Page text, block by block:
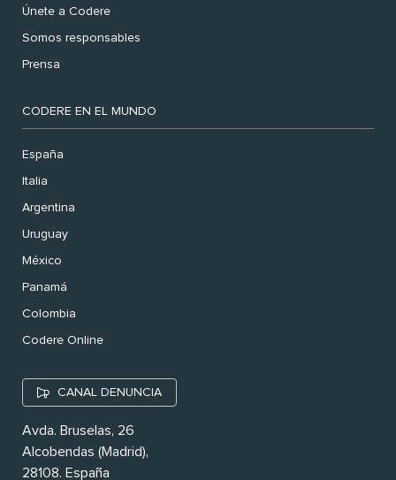
Únete a Codere
Somos responsables
Prensa
CODERE EN EL MUNDO
España
Italia
Argentina
Uruguay
México
Panamá
Colombia
Codere Online
CANAL DENUNCIA
Avda. Bruselas, 26
Alcobendas (Madrid),
28108. España